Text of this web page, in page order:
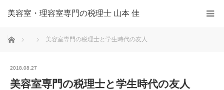
美容室・理容室専門の税理士 山本 佳
ホーム 美容室専門の税理士と学生時代の友人
2018.08.27
美容室専門の税理士と学生時代の友人